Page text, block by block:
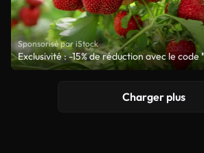
Sponsorisé par iStock
Exclusivité : -15% de réduction avec le code
Charger plus